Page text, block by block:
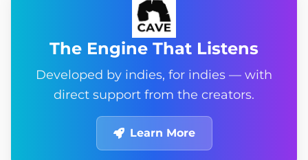
The Engine That Listens
Developed by indies, for indies — with
direct support from the creators.
Learn More